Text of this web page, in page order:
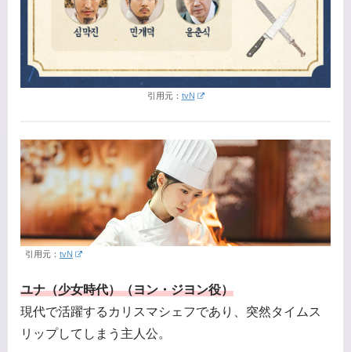
引用元： tvN
引用元： tvN
ユナ（少女時代）（ヨン・ジヨン役）
現代で活躍するカリスマシェフであり、突然タイムス
リップしてしまう主人公。